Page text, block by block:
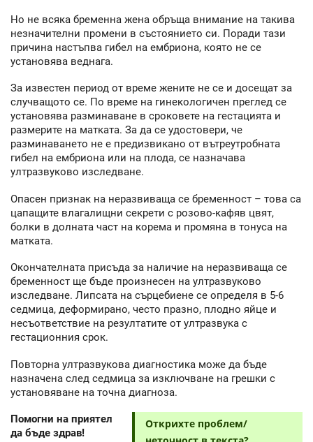
Но не всяка бременна жена обръща внимание на такива
незначителни промени в състоянието си. Поради тази
причина настъпва гибел на ембриона, която не се
установява веднага.
За известен период от време жените не се и досещат за
случващото се. По време на гинекологичен преглед се
установява разминаване в сроковете на гестацията и
размерите на матката. За да се удостовери, че
разминаването не е предизвикано от вътреутробната
гибел на ембриона или на плода, се назначава
ултразвуково изследване.
Опасен признак на неразвиваща се бременност – това са
цапащите влагалищни секрети с розово-кафяв цвят,
болки в долната част на корема и промяна в тонуса на
матката.
Окончателната присъда за наличие на неразвиваща се
бременност ще бъде произнесен на ултразвуково
изследване. Липсата на сърцебиене се определя в 5-6
седмица, деформирано, често празно, плодно яйце и
несъответствие на резултатите от ултразвука с
гестационния срок.
Повторна ултразвукова диагностика може да бъде
назначена след седмица за изключване на грешки с
установяване на точна диагноза.
Помогни на приятел
да бъде здрав!
Открихте проблем/